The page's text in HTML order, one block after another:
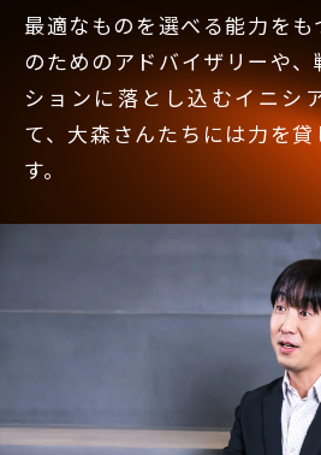
最適なものを選べる能力を
のためのアドバイザリーや
ションに落とし込むイニシ
て、大森さんたちには力を
す。